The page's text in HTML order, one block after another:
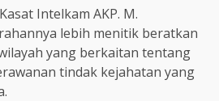
Intelkam AKP. M.
lebih menitik beratkan
yang berkaitan tentang
tindak kejahatan yang